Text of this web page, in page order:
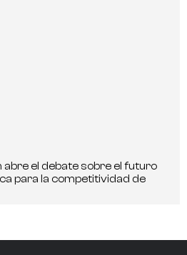
el debate sobre el futuro
para la competitividad de